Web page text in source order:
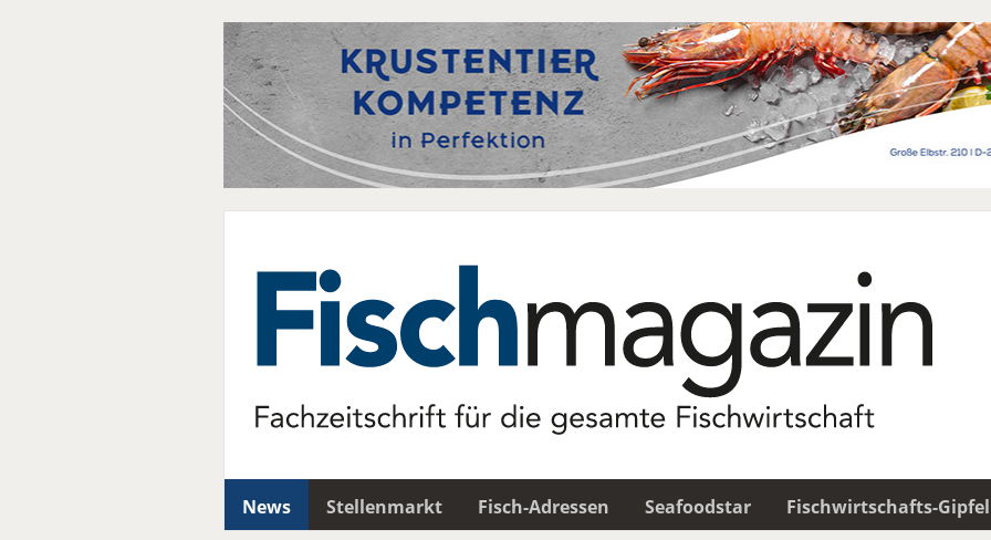
News Stellenmarkt Fisch-Adressen Seafoodstar Fischwirtschafts-Gipfel